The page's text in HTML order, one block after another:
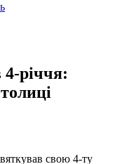
4-річчя:
свою 4-ту